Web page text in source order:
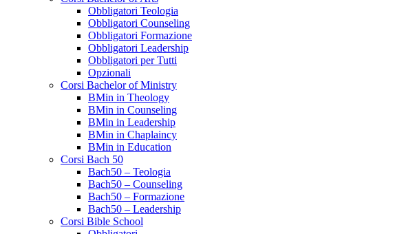
Obbligatori Teologia
Obbligatori Counseling
Obbligatori Formazione
Obbligatori Leadership
Obbligatori per Tutti
Opzionali
Corsi Bachelor of Ministry
BMin in Theology
BMin in Counseling
BMin in Leadership
BMin in Chaplaincy
BMin in Education
Corsi Bach 50
Bach50 – Teologia
Bach50 – Counseling
Bach50 – Formazione
Bach50 – Leadership
Corsi Bible School